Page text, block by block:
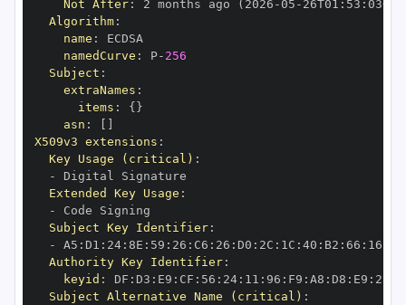
Not After: 2 months ago (2026 -05 - 26T01 : 53 : 03+00
Algorithm:
name :
namedCurve : P- 256
Subject :
extraNames :
items : { }
asn :
X509v3 extensions :
Key Usage (critical) :
-
Extended Key Usage :
-
Subject Key Identifier:
-
A5 : D1 : 24: 8E : 59 : 26 : C6 : 26 : D0 : 2C : 1C : 40 : B2 : 66 : 16
Authority Key Identifier:
keyid : DF : D3 : E9 : CF : 56 : 24: 11 : 96 : F9 : A8 : D8 : E9 : 28
Subject Alternative Name (critical) :